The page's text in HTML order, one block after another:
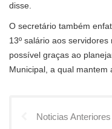
disse.
O secretário também
13º salário aos
possível graças ao
Municipal, a qual mantem
Noticias Anteriores